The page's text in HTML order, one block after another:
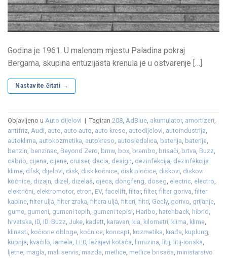
Godina je 1961. U malenom mjestu Paladina pokraj
Bergama, skupina entuzijasta krenula je u ostvarenje […]
Nastavite čitati →
Objavljeno u Auto dijelovi | Tagiran 208, AdBlue, akumulator, amortizeri,
antifriz, Audi, auto, auto auto, auto kreso, autodijelovi, autoindustrija,
autoklima, autokozmetika, autokreso, autosjedalica, baterija, baterije,
benzin, benzinac, Beyond Zero, bmw, box, brembo, brisači, brtva, Buzz,
cabrio, cijena, cijene, cruiser, dacia, design, dezinfekcija, dezinfekcija
klime, dfsk, dijelovi, disk, disk kočnice, disk pločice, diskovi, diskovi
kočnice, dizajn, dizel , dizelaš, djeca, dongfeng, doseg, electric, electro,
električni, elektromotor, etron, EV, facelift,filtar,filter,filter goriva,filter
kabine,filter ulja,filter zraka,filtera ulja,filteri,filtri, Geely, gorivo, grijanje,
gume, gumeni, gumeni tepih, gumeni tepisi, Haribo, hatchback, hibrid,
hrvatska, ID, ID. Buzz, Juke, kadett, karavan, kia, kilometri, klima, klime,
klinasti, kočione obloge, kočnice, koncept, kozmetika, krađa, kuplung,
kupnja, kvačilo, lamela, LED, ležajevi kotača, limuzina, litij, litij-ionska,
ljetne, magla, mali servis, mazda, metlice, metlice brisača, ministarstvo